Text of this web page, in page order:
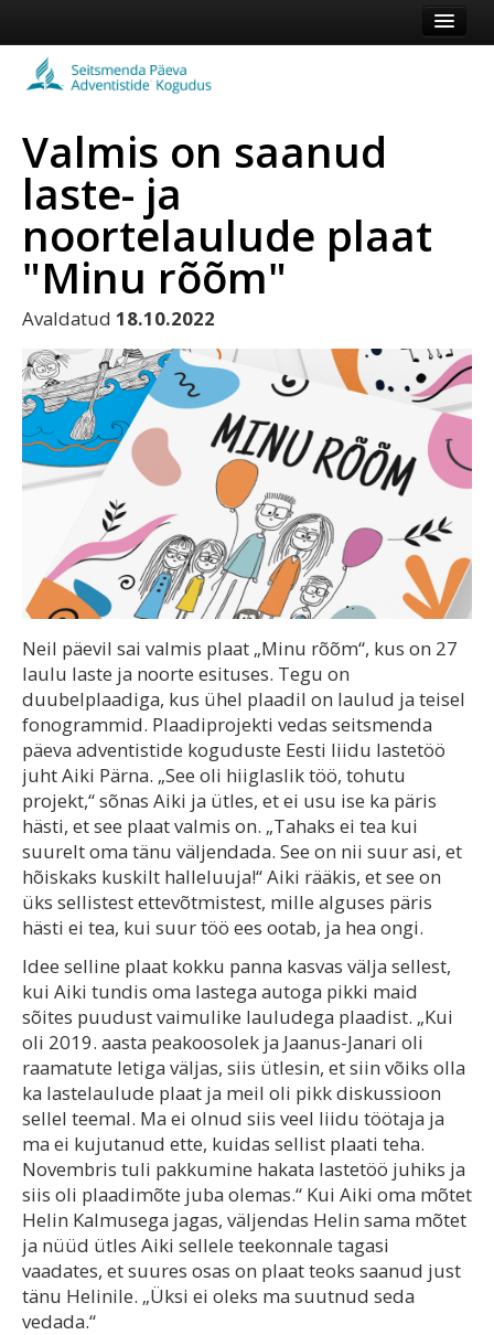
Koduleht
Vaata veel
Logi sisse või registreeru
Valmis on saanud
laste- ja
noortelaulude plaat
"Minu rõõm"
Avaldatud 18.10.2022
Neil päevil sai valmis plaat „Minu rõõm“, kus on 27
laulu laste ja noorte esituses. Tegu on
duubelplaadiga, kus ühel plaadil on laulud ja teisel
fonogrammid. Plaadiprojekti vedas seitsmenda
päeva adventistide koguduste Eesti liidu lastetöö
juht Aiki Pärna. „See oli hiiglaslik töö, tohutu
projekt,“ sõnas Aiki ja ütles, et ei usu ise ka päris
hästi, et see plaat valmis on. „Tahaks ei tea kui
suurelt oma tänu väljendada. See on nii suur asi, et
hõiskaks kuskilt halleluuja!“ Aiki rääkis, et see on
üks sellistest ettevõtmistest, mille alguses päris
hästi ei tea, kui suur töö ees ootab, ja hea ongi.
Idee selline plaat kokku panna kasvas välja sellest,
kui Aiki tundis oma lastega autoga pikki maid
sõites puudust vaimulike lauludega plaadist. „Kui
oli 2019. aasta peakoosolek ja Jaanus-Janari oli
raamatute letiga väljas, siis ütlesin, et siin võiks olla
ka lastelaulude plaat ja meil oli pikk diskussioon
sellel teemal. Ma ei olnud siis veel liidu töötaja ja
ma ei kujutanud ette, kuidas sellist plaati teha.
Novembris tuli pakkumine hakata lastetöö juhiks ja
siis oli plaadimõte juba olemas.“ Kui Aiki oma mõtet
Helin Kalmusega jagas, väljendas Helin sama mõtet
ja nüüd ütles Aiki sellele teekonnale tagasi
vaadates, et suures osas on plaat teoks saanud just
tänu Helinile. „Üksi ei oleks ma suutnud seda
vedada.“